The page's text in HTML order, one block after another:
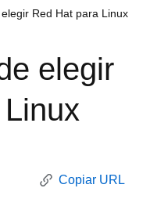
Red Hat para Linux
elegir
Copiar URL